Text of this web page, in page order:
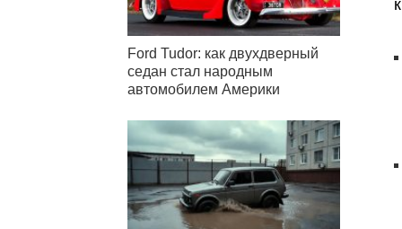
Ford Tudor: как двухдверный
седан стал народным
автомобилем Америки